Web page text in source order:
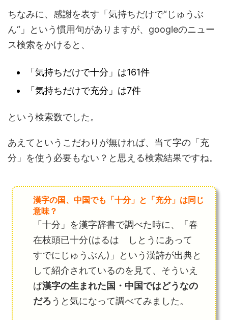
ちなみに、感謝を表す「気持ちだけで“じゅうぶ
ん“」という慣用句がありますが、googleのニュー
ス検索をかけると、
「気持ちだけで十分」は161件
「気持ちだけで充分」は7件
という検索数でした。
あえてというこだわりが無ければ、当て字の「充
分」を使う必要もない？と思える検索結果ですね。
漢字の国、中国でも「十分」と「充分」は同じ
意味？
「十分」を漢字辞書で調べた時に、「春
在枝頭已十分(はるは しとうにあって
すでにじゅうぶん)」という漢詩が出典と
して紹介されているのを見て、そういえ
ば漢字の生まれた国・中国ではどうなの
だろうと気になって調べてみました。